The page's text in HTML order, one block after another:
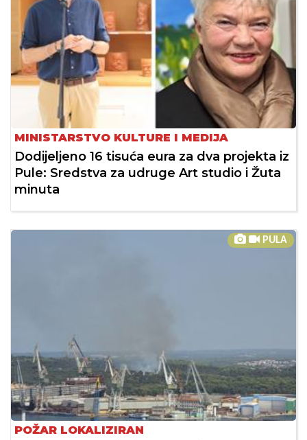
MINISTARSTVO KULTURE I MEDIJA
Dodijeljeno 16 tisuća eura za dva projekta iz
Pule: Sredstva za udruge Art studio i Žuta
minuta
PULA
POŽAR LOKALIZIRAN